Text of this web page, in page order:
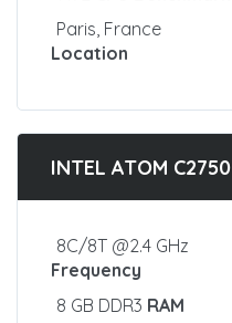
Paris, France
Location
INTEL ATOM C2750
8C/8T @2.4 GHz
Frequency
8 GB DDR3 RAM